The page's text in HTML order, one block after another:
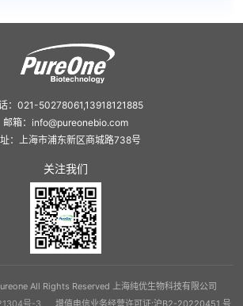
：021-50278061,13918121885
邮箱：info@pureonebio.com
：上海市浦东新区商城路738号
关注我们
All Rights Reserved 上海纯优生物科技有限公司